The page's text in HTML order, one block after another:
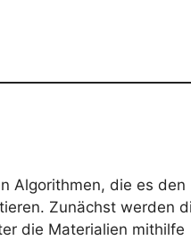
Algorithmen, die es den
Zunächst werden
die Materialien mithilfe